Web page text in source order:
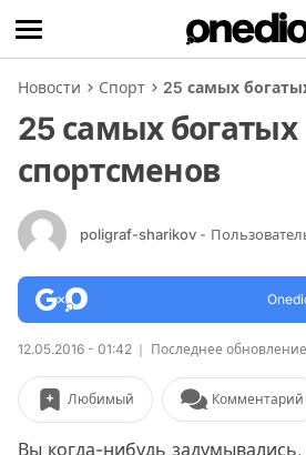
Новости Спорт 25 самых
25 самых богатых
спортсменов
poligraf-sharikov -
12.05.2016 - 01:42 Последнее
Любимый Комментарий
Вы когда-нибудь задумывались,